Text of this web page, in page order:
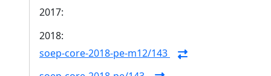
2017:
2018:
soep-core-2018-pe-m12/143